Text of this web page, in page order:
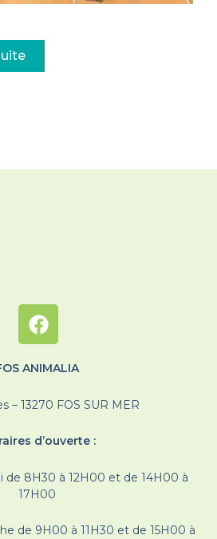
ANIMALIA
– 13270 FOS SUR MER
d’ouverte :
de 8H30 à 12H00 et de 14H00 à
17H00
de 9H00 à 11H30 et de 15H00 à